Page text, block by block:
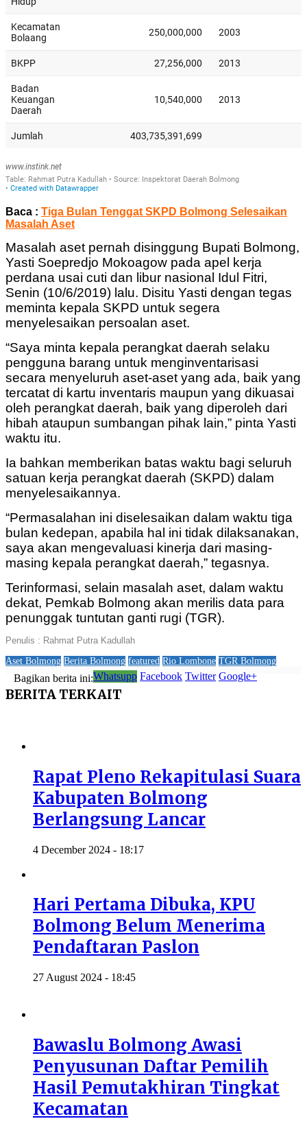
Baca : Tiga Bulan Tenggat SKPD Bolmong Selesaikan
Masalah Aset
Masalah aset pernah disinggung Bupati Bolmong,
Yasti Soepredjo Mokoagow pada apel kerja
perdana usai cuti dan libur nasional Idul Fitri,
Senin (10/6/2019) lalu. Disitu Yasti dengan tegas
meminta kepala SKPD untuk segera
menyelesaikan persoalan aset.
“Saya minta kepala perangkat daerah selaku
pengguna barang untuk menginventarisasi
secara menyeluruh aset-aset yang ada, baik yang
tercatat di kartu inventaris maupun yang dikuasai
oleh perangkat daerah, baik yang diperoleh dari
hibah ataupun sumbangan pihak lain,” pinta Yasti
waktu itu.
Ia bahkan memberikan batas waktu bagi seluruh
satuan kerja perangkat daerah (SKPD) dalam
menyelesaikannya.
“Permasalahan ini diselesaikan dalam waktu tiga
bulan kedepan, apabila hal ini tidak dilaksanakan,
saya akan mengevaluasi kinerja dari masing-
masing kepala perangkat daerah,” tegasnya.
Terinformasi, selain masalah aset, dalam waktu
dekat, Pemkab Bolmong akan merilis data para
penunggak tuntutan ganti rugi (TGR).
Penulis : Rahmat Putra Kadullah
Aset Bolmong Berita Bolmong featured Rio Lombone TGR Bolmong
Bagikan berita ini:Whatsupp Facebook Twitter Google+
BERITA TERKAIT
Rapat Pleno Rekapitulasi Suara
Kabupaten Bolmong
Berlangsung Lancar
4 December 2024 - 18:17
Hari Pertama Dibuka, KPU
Bolmong Belum Menerima
Pendaftaran Paslon
27 August 2024 - 18:45
Bawaslu Bolmong Awasi
Penyusunan Daftar Pemilih
Hasil Pemutakhiran Tingkat
Kecamatan